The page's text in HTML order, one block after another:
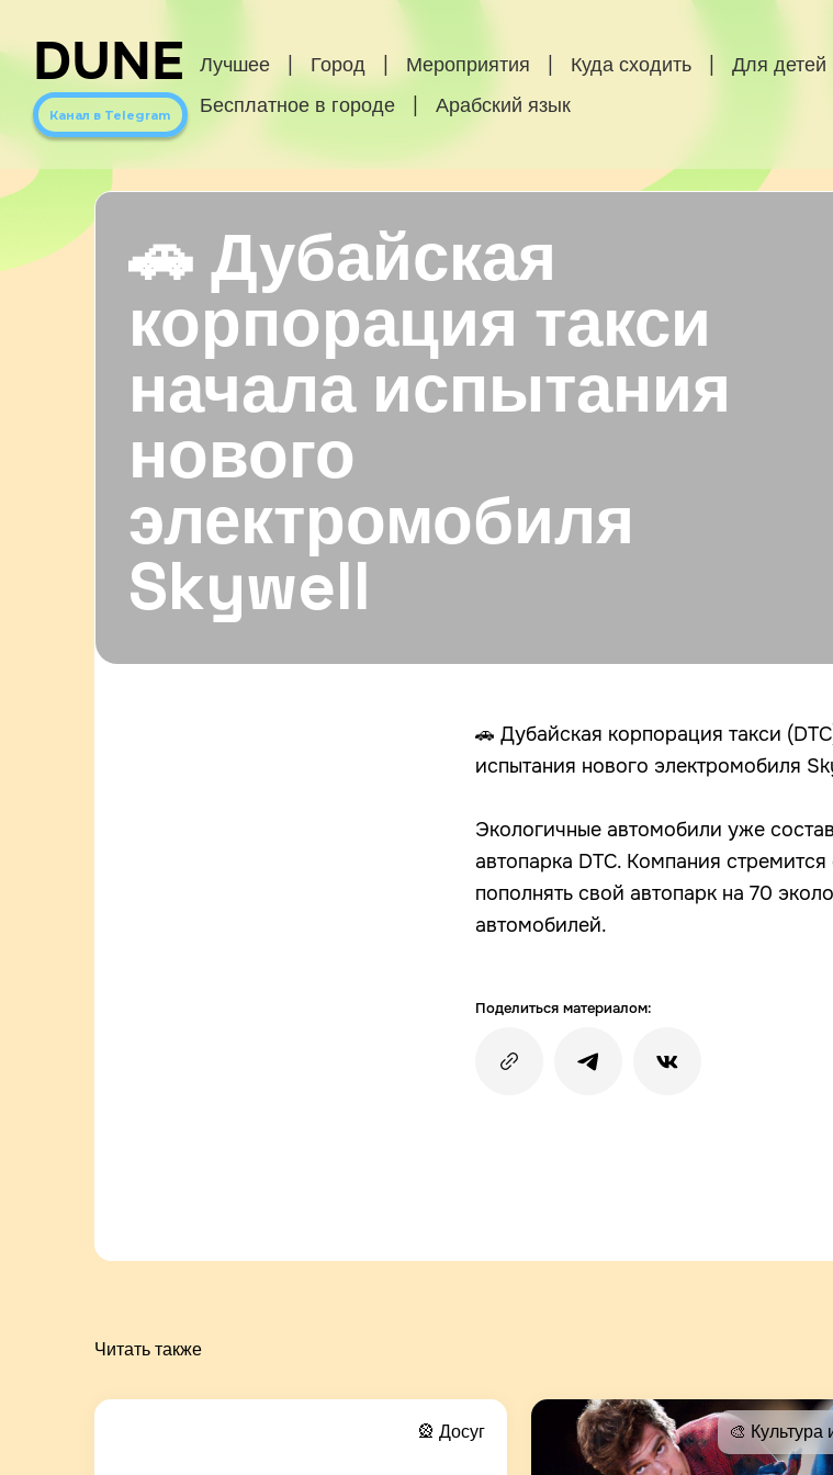
DUNE
Канал в Telegram
Лучшее Город Мероприятия Куда сходить Для детей
Бесплатное в городе
Арабский язык
🚗 Дубайская
корпорация такси
начала испытания
нового
электромобиля
Skywell
🚗 Дубайская корпорация такси
испытания нового электромобиля
Экологичные автомобили уже
автопарка DTC. Компания
пополнять свой автопарк на 70
автомобилей.
Поделиться материалом:
Читать также
🎡 Досуг 🎨 Культура